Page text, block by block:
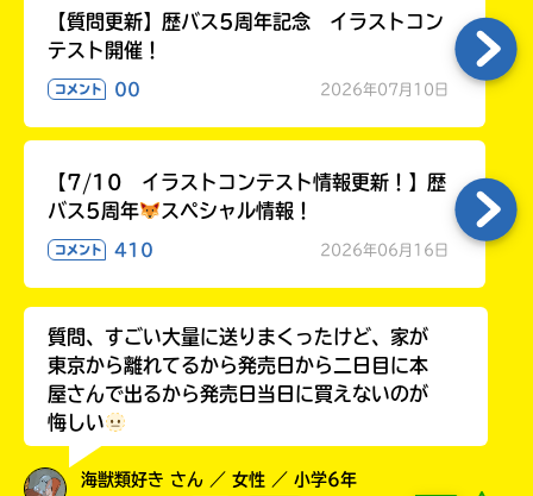
【質問更新】歴バス5周年記念 イラストコン
テスト開催！
コメント 00 2026年07月10日
【7/10 イラストコンテスト情報更新！】歴
バス5周年
スペシャル情報！
コメント 410 2026年06月16日
質問、すごい大量に送りまくったけど、家が
東京から離れてるから発売日から二日目に本
屋さんで出るから発売日当日に買えないのが
悔しい
海獣類好き さん ／ 女性 ／ 小学6年